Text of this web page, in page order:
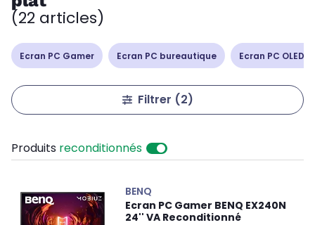
(22 articles)
Ecran PC Gamer Ecran PC bureautique Ecran PC OLED /
Filtrer (2)
Produits reconditionnés
BENQ
Ecran PC Gamer BENQ EX240N
24'' VA Reconditionné